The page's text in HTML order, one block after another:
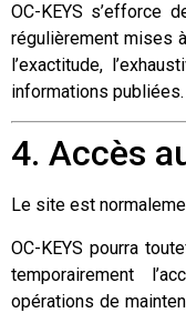
OC-KEYS s’efforce
régulièrement mises
l’exactitude,
informations publiées.
4. Accès
Le site est
OC-KEYS pourra
temporairement
opérations de